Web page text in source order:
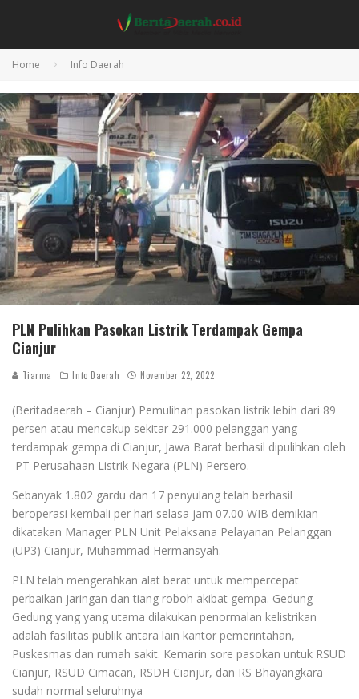
Home Info Daerah
PLN Pulihkan Pasokan Listrik Terdampak Gempa
Cianjur
Tiarma Info Daerah November 22, 2022
(Beritadaerah – Cianjur) Pemulihan pasokan listrik lebih dari 89
persen atau mencakup sekitar 291.000 pelanggan yang
terdampak gempa di Cianjur, Jawa Barat berhasil dipulihkan oleh
PT Perusahaan Listrik Negara (PLN) Persero.
Sebanyak 1.802 gardu dan 17 penyulang telah berhasil
beroperasi kembali per hari selasa jam 07.00 WIB demikian
dikatakan Manager PLN Unit Pelaksana Pelayanan Pelanggan
(UP3) Cianjur, Muhammad Hermansyah.
PLN telah mengerahkan alat berat untuk mempercepat
perbaikan jaringan dan tiang roboh akibat gempa. Gedung-
Gedung yang yang utama dilakukan penormalan kelistrikan
adalah fasilitas publik antara lain kantor pemerintahan,
Puskesmas dan rumah sakit. Kemarin sore pasokan untuk RSUD
Cianjur, RSUD Cimacan, RSDH Cianjur, dan RS Bhayangkara
sudah normal seluruhnya